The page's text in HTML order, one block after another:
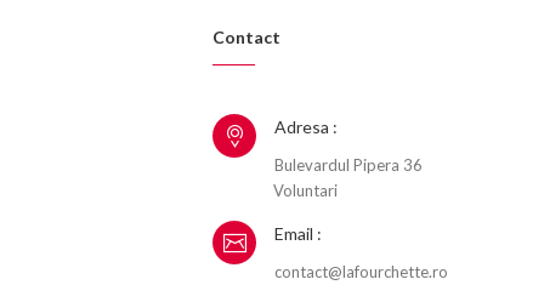
Contact
Adresa :
Bulevardul Pipera 36
Voluntari
Email :
contact@lafourchette.ro